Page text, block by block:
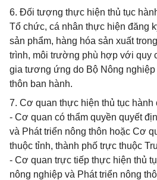
6. Đối tượng thực hiện thủ tục
Tổ chức, cá nhân thực hiện đăng
sản phẩm, hàng hóa sản xuất
trình, môi trường phù hợp với quy
gia tương ứng do Bộ Nông nghiệp
thôn ban hành.
7. Cơ quan thực hiện thủ tục hành
- Cơ quan có thẩm quyền quyết
và Phát triển nông thôn hoặc Cơ
thuộc tỉnh, thành phố trực thuộc
- Cơ quan trực tiếp thực hiện thủ
nông nghiệp và Phát triển nông